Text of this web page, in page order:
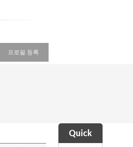
프로필 등록